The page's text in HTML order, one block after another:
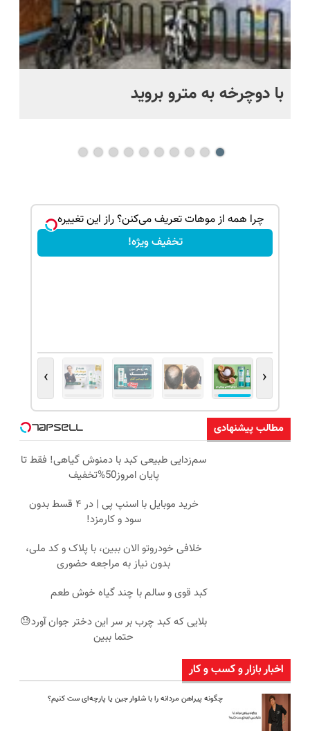
با دوچرخه به مترو بروید
چرا همه از موهات تعریف می‌کنن؟ راز این تغییره...
تخفیف ویژه!
‹
›
مطالب پیشنهادی
سم‌زدایی طبیعی کبد با دمنوش گیاهی! فقط تا
پایان امروز50%تخفیف
خرید موبایل با اسنپ پی | در ۴ قسط بدون
سود و کارمزد!
خلافی خودروتو الان ببین، با پلاک و کد ملی،
بدون نیاز به مراجعه حضوری
کبد قوی و سالم با چند گیاه خوش طعم
بلایی که کبد چرب بر سر این دختر جوان آورد😓
حتما ببین
اخبار بازار و کسب و کار
چگونه پیراهن مردانه را با شلوار جین یا پارچه‌ای ست کنیم؟